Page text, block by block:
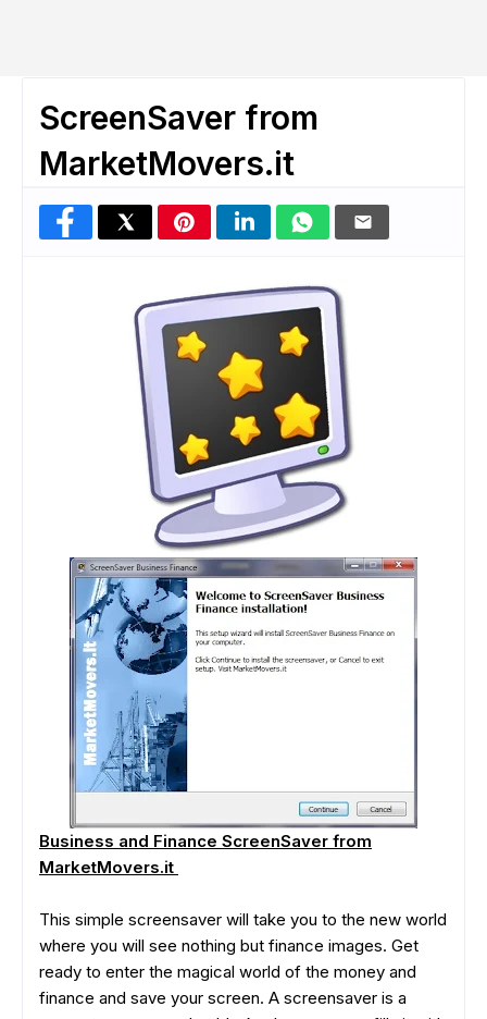
ScreenSaver from
MarketMovers.it
Business and Finance ScreenSaver from
MarketMovers.it
This simple screensaver will take you to the new world
where you will see nothing but finance images. Get
ready to enter the magical world of the money and
finance and save your screen. A screensaver is a